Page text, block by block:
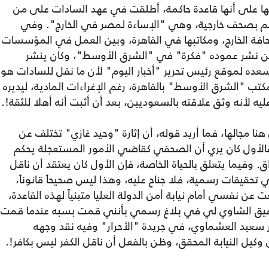
على أنها قاعدة حاكمة، أطلقت في عهد السادات على من
بصحف خارجية، وهي "الإساءة لمصر في الخارج". وفي
الخارج، ومكاتبها في القاهرة، وبين العمل في المؤسسات
نشر عموده "فكرة" في "الشرق الأوسط"، وكان ينشر
لموقع رئيس تحرير "أخبار اليوم" لأن ما نقل للسادات هو
"الشرق الأوسط" بالقاهرة، رغم الإغراءات المادية، ليديره
لأنه وثق علاقته بالسعوديين، بعد أن أثبت أنه أهلا للثقة!.
مجالها، فما أريد قوله، أن إثارة "وحيد غازي" تختلف عن
كان يري أن الصحفي كقاضي الأمور المستعجلة يحكم
وفيما يتعلق بالحياة الخاصة، فإن الأول كان يعتقد أن ناقل
تحقيقات رسمية، فلا جناح عليه، وهذا ليس صحيحاً قانوناً،
أمام نيابة أمن الدولة العليا متبنياً لهذه القاعدة،
الشاوي لي في بلاغ رسمي بأنني قمت بسبه عندما قمت
العشماوي، في جريدة "الأحرار" وفيه نقد وجهه
النيابة المحقق، وظن بالفعل أن ناقل الكفر ليس بكافر!.